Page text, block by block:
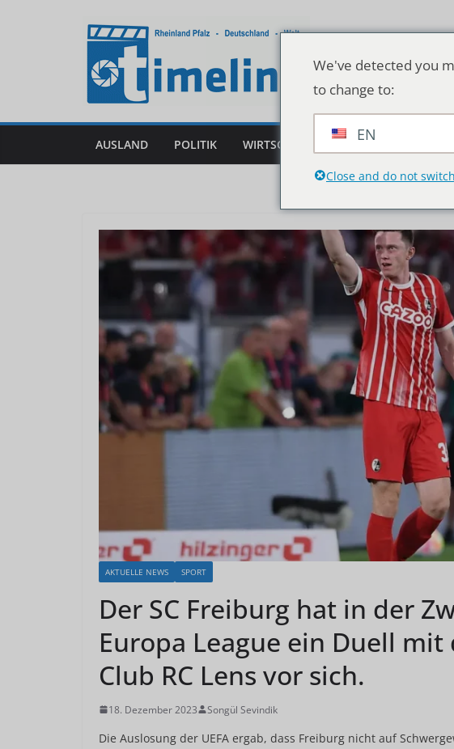
AUSLAND POLITIK WIRTSCHAFT DEUTSCHLAND &
AKTUELLE NEWS SPORT
Der SC Freiburg hat in der
Europa League ein Duell
Club RC Lens vor sich.
18. Dezember 2023 Songül Sevindik
Die Auslosung der UEFA ergab, dass Freiburg nicht auf
We've detected you
to change to:
EN
Close and do not